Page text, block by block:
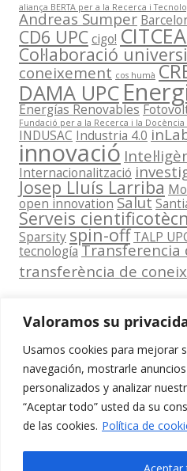
Valoramos su
Usamos cookies para mejorar
navegación, mostrarle
personalizados y analizar
“Aceptar todo” usted da su
de las cookies. Política de
aliança BERTA per a la Recerca i
Andreas Sumper
CD6 UPCcigo!
Col·laboració
coneixement cos humà
DAMA UPC
Energías Renovables
Fundació per a la Recerca i la Docència
INDUSAC Industria 4.0
innovació
Internacionalització
Josep Lluís Larriba
open innovationSalut
Serveis
Sparsityspin-off TALP
tecnología Transferencia
transferència de
Contacta
amb
nosaltres
Edifici